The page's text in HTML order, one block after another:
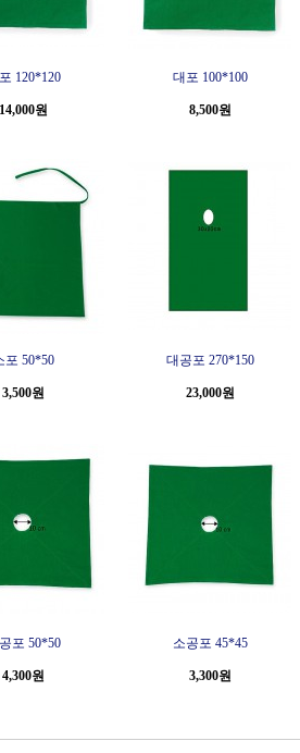
120*120
원
대포 100*100
8,500원
포 50*50
3,500원
대공포 270*150
23,000원
포 50*50
4,300원
소공포 45*45
3,300원